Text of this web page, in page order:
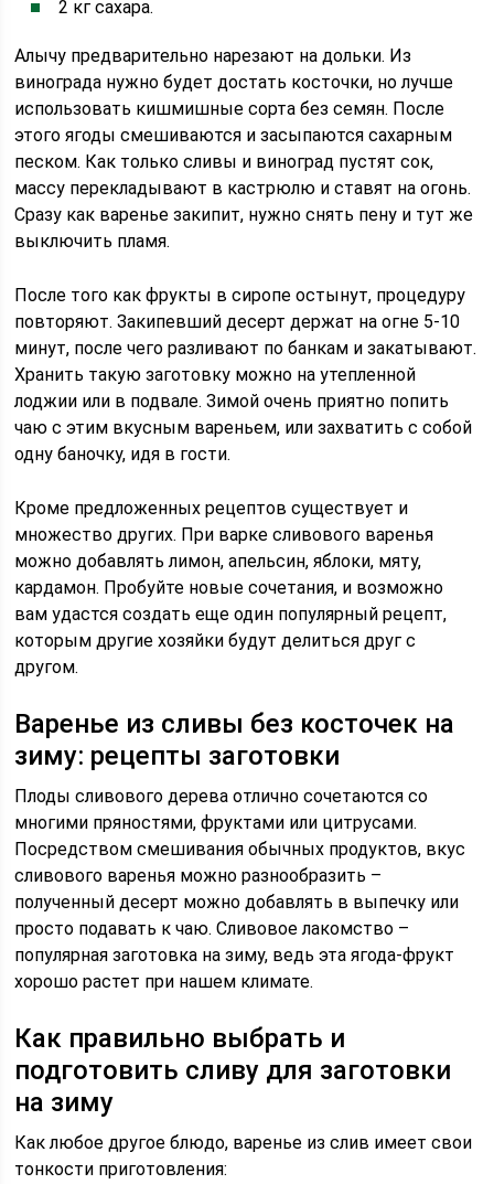
2 кг сахара.
Алычу предварительно нарезают на дольки. Из
винограда нужно будет достать косточки, но лучше
использовать кишмишные сорта без семян. После
этого ягоды смешиваются и засыпаются сахарным
песком. Как только сливы и виноград пустят сок,
массу перекладывают в кастрюлю и ставят на огонь.
Сразу как варенье закипит, нужно снять пену и тут же
выключить пламя.
После того как фрукты в сиропе остынут, процедуру
повторяют. Закипевший десерт держат на огне 5-10
минут, после чего разливают по банкам и закатывают.
Хранить такую заготовку можно на утепленной
лоджии или в подвале. Зимой очень приятно попить
чаю с этим вкусным вареньем, или захватить с собой
одну баночку, идя в гости.
Кроме предложенных рецептов существует и
множество других. При варке сливового варенья
можно добавлять лимон, апельсин, яблоки, мяту,
кардамон. Пробуйте новые сочетания, и возможно
вам удастся создать еще один популярный рецепт,
которым другие хозяйки будут делиться друг с
другом.
Варенье из сливы без косточек на
зиму: рецепты заготовки
Плоды сливового дерева отлично сочетаются со
многими пряностями, фруктами или цитрусами.
Посредством смешивания обычных продуктов, вкус
сливового варенья можно разнообразить –
полученный десерт можно добавлять в выпечку или
просто подавать к чаю. Сливовое лакомство –
популярная заготовка на зиму, ведь эта ягода-фрукт
хорошо растет при нашем климате.
Как правильно выбрать и
подготовить сливу для заготовки
на зиму
Как любое другое блюдо, варенье из слив имеет свои
тонкости приготовления: